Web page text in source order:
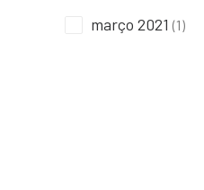
março 2021 (1)